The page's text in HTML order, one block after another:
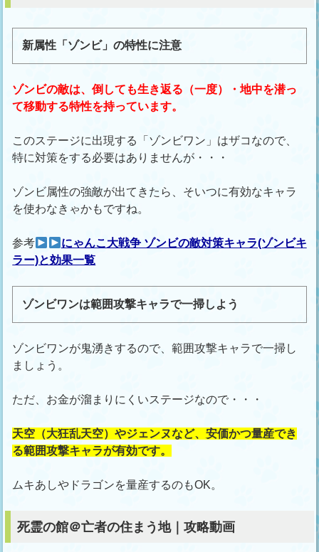
新属性「ゾンビ」の特性に注意
ゾンビの敵は、倒しても生き返る（一度）・地中を潜っ
て移動する特性を持っています。
このステージに出現する「ゾンビワン」はザコなので、
特に対策をする必要はありませんが・・・
ゾンビ属性の強敵が出てきたら、そいつに有効なキャラ
を使わなきゃかもですね。
参考
にゃんこ大戦争 ゾンビの敵対策キャラ(ゾンビキ
ラー)と効果一覧
ゾンビワンは範囲攻撃キャラで一掃しよう
ゾンビワンが鬼湧きするので、範囲攻撃キャラで一掃し
ましょう。
ただ、お金が溜まりにくいステージなので・・・
天空（大狂乱天空）やジェンヌなど、安価かつ量産でき
る範囲攻撃キャラが有効です。
ムキあしやドラゴンを量産するのもOK。
死霊の館＠亡者の住まう地｜攻略動画